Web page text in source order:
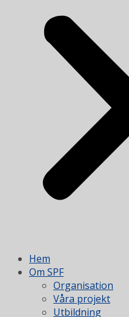
Hem
Om SPF
Organisation
Våra projekt
Utbildning